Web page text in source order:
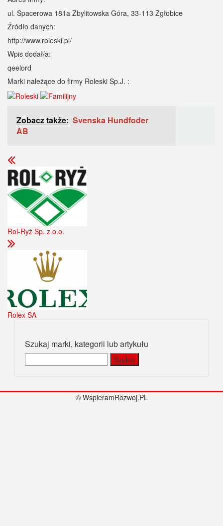
ul. Spacerowa 181a Zbylitowska Góra, 33-113 Zgłobice
Źródło danych:
http://www.roleski.pl/
Wpis dodał/a:
qeelord
Marki należące do firmy Roleski Sp.J. :
Zobacz także: Svenska Hundfoder
AB
Rol-Ryż Sp. z o.o.
Rolex SA
Szukaj marki, kategorii lub artykułu
© WspieramRozwoj.PL